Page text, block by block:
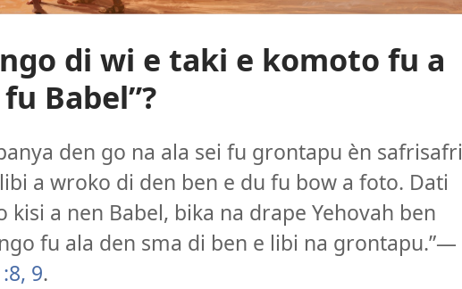
di wi e taki e komoto fu a
Babel”?
den go na ala sei fu grontapu èn safrisafri
a wroko di den ben e du fu bow a foto. Dati
kisi a nen Babel, bika na drape Yehovah ben
fu ala den sma di ben e libi na grontapu.”—
9.